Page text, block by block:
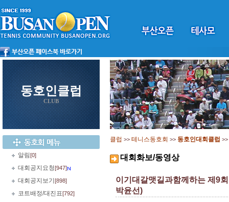
동호인클럽
CLUB
알림[0]
대회공지요청[947]
대회공지보기 [898]
코트배정/대진표[792]
클럽 >> 테니스동호회 >> 동호인대회클럽 >>
대회화보/동영상
이기대갈맷길과함께하는 제9
박윤선)